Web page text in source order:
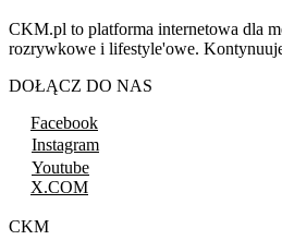
CKM.pl to platforma internetowa dla
rozrywkowe i lifestyle'owe.
DOŁĄCZ DO NAS
Facebook
Instagram
Youtube
X.COM
CKM